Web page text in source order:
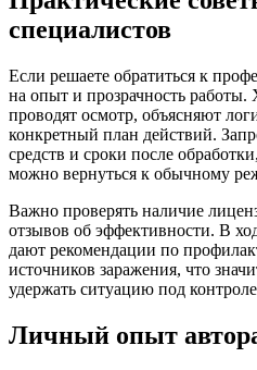
специалистов
Если решаете обратиться к
на опыт и прозрачность
проводят осмотр, объясняют
конкретный план действий.
средств и сроки после
можно вернуться к обычному
Важно проверять наличие
отзывов об эффективности. В
дают рекомендации по
источников заражения, что
удержать ситуацию под
Личный опыт